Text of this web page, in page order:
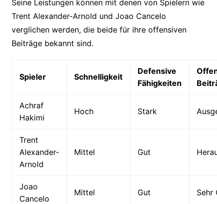
Seine Leistungen können mit denen von Spielern wie
Trent Alexander-Arnold und Joao Cancelo
verglichen werden, die beide für ihre offensiven
Beiträge bekannt sind.
Spieler Schnelligkeit
Defensive
Fähigkeiten
Achraf
Hakimi
Hoch Stark
Trent
Alexander-
Arnold
Mittel Gut
Joao
Cancelo
Mittel Gut Sehr